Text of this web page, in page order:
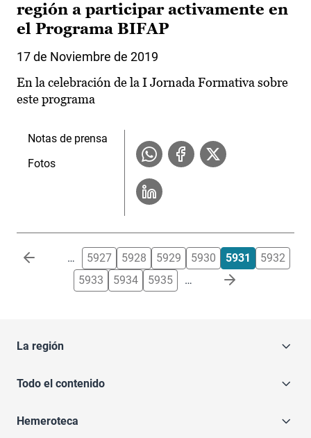
región a participar activamente en
el Programa BIFAP
17 de Noviembre de 2019
En la celebración de la I Jornada Formativa sobre
este programa
Notas de prensa
Fotos
Paginación … 5927 5928 5929 5930 5931
5932
5933
5934 5935 …
La región
Todo el contenido
Hemeroteca